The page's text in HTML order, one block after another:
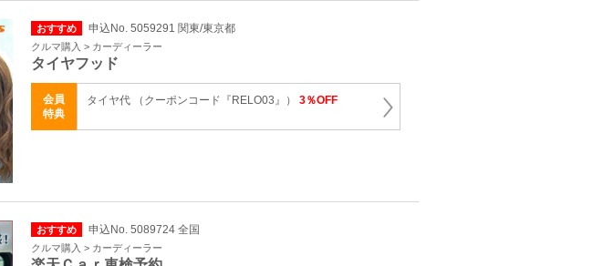
おすすめ 申込No. 5059291 関東/東京都
クルマ購入 > カーディーラー
タイヤフッド
会員
特典
タイヤ代 （クーポンコード『RELO03』） 3％OFF
おすすめ 申込No. 5089724 全国
クルマ購入 > カーディーラー